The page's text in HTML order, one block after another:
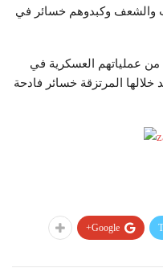
والشعف وكبدوهم خسائر في
من عملياتهم العسكرية في
خلالها المرتزقة خسائر فادحة
Google+